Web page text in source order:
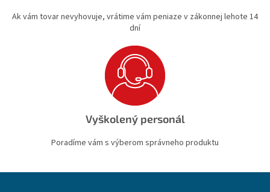
Ak vám tovar nevyhovuje, vrátime vám peniaze v zákonnej lehote 14
dní
Vyškolený personál
Poradíme vám s výberom správneho produktu